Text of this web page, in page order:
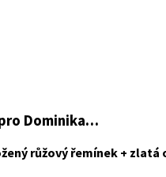
Dominika…
růžový řemínek + zlatá